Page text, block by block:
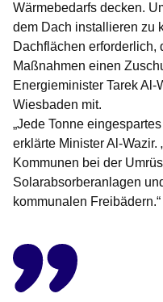
Wärmebedarfs decken.
dem Dach installieren zu
Dachflächen erforderlich,
Maßnahmen einen
Energieminister Tarek Al-
Wiesbaden mit.
„Jede Tonne
erklärte Minister Al-Wazir.
Kommunen bei der
Solarabsorberanlagen
kommunalen Freibädern.“